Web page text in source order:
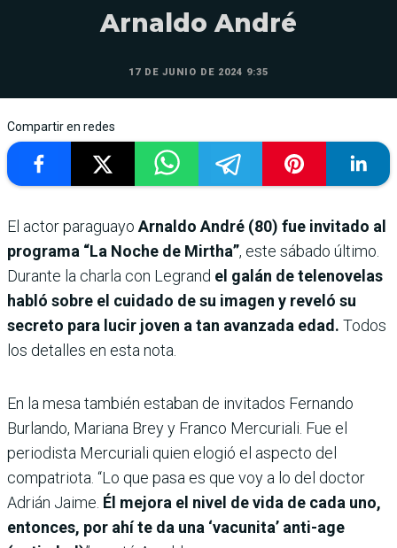
Arnaldo André
17 DE JUNIO DE 2024 9:35
Compartir en redes
El actor paraguayo Arnaldo André (80) fue invitado al
programa “La Noche de Mirtha”, este sábado último.
Durante la charla con Legrand el galán de telenovelas
habló sobre el cuidado de su imagen y reveló su
secreto para lucir joven a tan avanzada edad. Todos
los detalles en esta nota.
En la mesa también estaban de invitados Fernando
Burlando, Mariana Brey y Franco Mercuriali. Fue el
periodista Mercuriali quien elogió el aspecto del
compatriota. “Lo que pasa es que voy a lo del doctor
Adrián Jaime. Él mejora el nivel de vida de cada uno,
entonces, por ahíte da una ‘vacunita’ anti-age